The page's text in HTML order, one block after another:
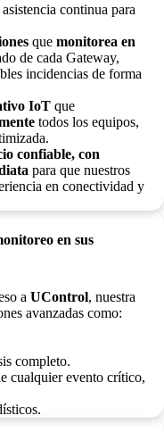
continua para
que monitorea en
de cada Gateway,
incidencias de forma
IoT que
todos los equipos,
confiable, con
para que nuestros
en conectividad y
en sus
a UControl, nuestra
avanzadas como:
completo.
cualquier evento crítico,